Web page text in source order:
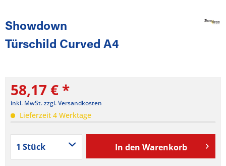
Showdown
Türschild Curved A4
58,17 € *
inkl. MwSt.zzgl. Versandkosten
Lieferzeit 4 Werktage
In den Warenkorb